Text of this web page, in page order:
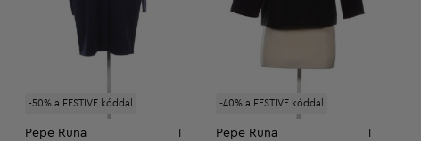
-50% a FESTIVE kóddal
Pepe Runa
-40% a FESTIVE kóddal
Pepe Runa